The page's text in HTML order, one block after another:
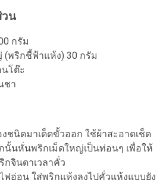
วน
กรัม
(พริกชี้ฟ้าแห้ง) 30 กรัม
โต๊ะ
ชา
ชนิดมาเด็ดขั้วออก ใช้ผ้าสะอาดเช็ด
นั้นหั่นพริกเม็ดใหญ่เป็นท่อนๆ เพื่อให้
จินดาเวลาคั่ว
ฟอ่อน ใส่พริกแห้งลงไปคั่วแห้งแบบยัง